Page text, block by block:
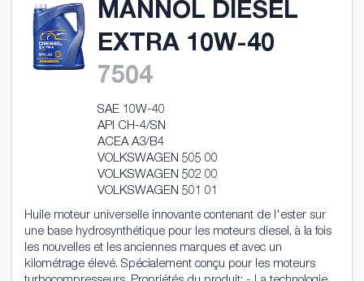
MANNOL DIESEL
EXTRA 10W-40
7504
SAE 10W-40
API CH-4/SN
ACEA A3/B4
VOLKSWAGEN 505 00
VOLKSWAGEN 502 00
VOLKSWAGEN 501 01
Huile moteur universelle innovante contenant de l'ester sur
une base hydrosynthétique pour les moteurs diesel, à la fois
les nouvelles et les anciennes marques et avec un
kilométrage élevé. Spécialement conçu pour les moteurs